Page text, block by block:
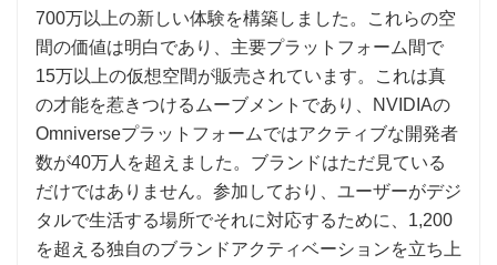
700万以上の新しい体験を構築しました。これらの空
間の価値は明白であり、主要プラットフォーム間で
15万以上の仮想空間が販売されています。これは真
の才能を惹きつけるムーブメントであり、NVIDIAの
Omniverseプラットフォームではアクティブな開発者
数が40万人を超えました。ブランドはただ見ている
だけではありません。参加しており、ユーザーがデジ
タルで生活する場所でそれに対応するために、1,200
を超える独自のブランドアクティベーションを立ち上